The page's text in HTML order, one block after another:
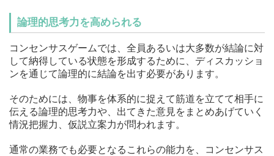
論理的思考力を高められる
コンセンサスゲームでは、全員あるいは大多数が結論に対
して納得している状態を形成するために、ディスカッショ
ンを通じて論理的に結論を出す必要があります。
そのためには、物事を体系的に捉えて筋道を立てて相手に
伝える論理的思考力や、出てきた意見をまとめあげていく
情況把握力、仮説立案力が問われます。
通常の業務でも必要となるこれらの能力を、コンセンサス